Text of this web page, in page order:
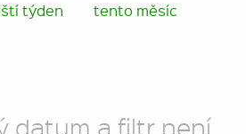
týden tento měsíc
datum a filtr není